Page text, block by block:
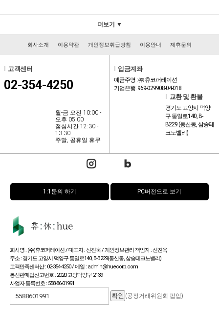
더보기 ▼
회사소개 이용약관 개인정보취급방침 이용안내 제휴문의
고객센터
02-354-4250
월-금 오전 10:00 -
오후 05:00
점심시간 12:30 -
13:30
주말, 공휴일 휴무
입금계좌
예금주명 : ㈜ 휴코퍼레이션
기업은행: 969-029908-04-018
교환 및 환불
경기도 고양시 덕양
구 통일로140, B-
B229 (동산동, 삼송테
크노밸리)
1:1문의 하기 PC버전으로 보기
회사명 : (주)휴코퍼레이션 / 대표자 : 신진욱 / 개인정보관리 책임자 : 신진욱
주소 : 경기도 고양시 덕양구 통일로140, B-B229(동산동, 삼송테크노밸리)
고객만족센터샵 : 02-354-4250 / 메일 : admin@huecorp.com
통신판매업신고번호 : 2020-고양덕양구-2139
사업자 등록번호 : 558-86-01991
(공정거래위원회 팝업)